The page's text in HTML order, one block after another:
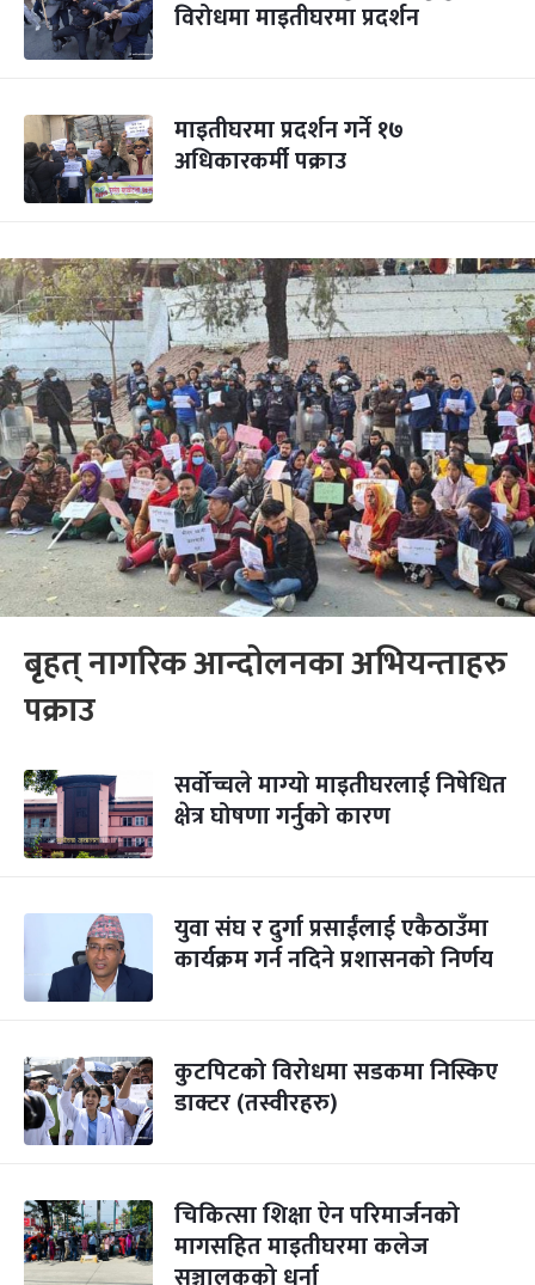
विरोधमा माइतीघरमा प्रदर्शन
माइतीघरमा प्रदर्शन गर्ने १७
अधिकारकर्मी पक्राउ
बृहत् नागरिक आन्दोलनका अभियन्ताहरु
पक्राउ
सर्वोच्चले माग्‍यो माइतीघरलाई निषेधित
क्षेत्र घोषणा गर्नुको कारण
युवा संघ र दुर्गा प्रसाईंलाई एकैठाउँमा
कार्यक्रम गर्न नदिने प्रशासनको निर्णय
कुटपिटको विरोधमा सडकमा निस्किए
डाक्टर (तस्वीरहरु)
चिकित्सा शिक्षा ऐन परिमार्जनको
मागसहित माइतीघरमा कलेज